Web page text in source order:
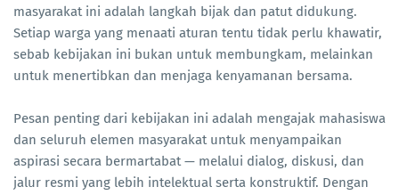
masyarakat ini adalah langkah bijak dan patut didukung.
Setiap warga yang menaati aturan tentu tidak perlu khawatir,
sebab kebijakan ini bukan untuk membungkam, melainkan
untuk menertibkan dan menjaga kenyamanan bersama.
Pesan penting dari kebijakan ini adalah mengajak mahasiswa
dan seluruh elemen masyarakat untuk menyampaikan
aspirasi secara bermartabat — melalui dialog, diskusi, dan
jalur resmi yang lebih intelektual serta konstruktif. Dengan